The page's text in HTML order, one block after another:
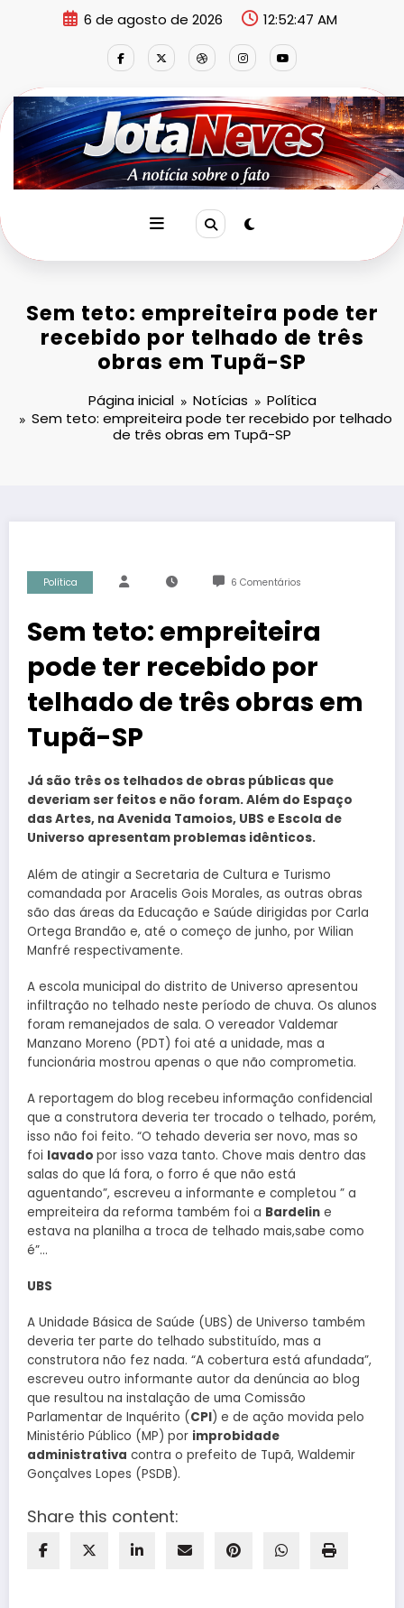
6 de agosto de 2026 12:52:48 AM
Sem teto: empreiteira pode ter
recebido por telhado de três
obras em Tupã-SP
Página inicial Notícias
Política
Sem teto: empreiteira pode ter recebido por telhado
de três obras em Tupã-SP
Política 6 Comentários
Sem teto: empreiteira
pode ter recebido por
telhado de três obras em
Tupã-SP
Já são três os telhados de obras públicas que
deveriam ser feitos e não foram. Além do Espaço
das Artes, na Avenida Tamoios, UBS e Escola de
Universo apresentam problemas idênticos.
Além de atingir a Secretaria de Cultura e Turismo
comandada por Aracelis Gois Morales, as outras obras
são das áreas da Educação e Saúde dirigidas por Carla
Ortega Brandão e, até o começo de junho, por Wilian
Manfré respectivamente.
A escola municipal do distrito de Universo apresentou
infiltração no telhado neste período de chuva. Os alunos
foram remanejados de sala. O vereador Valdemar
Manzano Moreno (PDT) foi até a unidade, mas a
funcionária mostrou apenas o que não comprometia.
A reportagem do blog recebeu informação confidencial
que a construtora deveria ter trocado o telhado, porém,
isso não foi feito. “O tehado deveria ser novo, mas so
foi lavado por isso vaza tanto. Chove mais dentro das
salas do que lá fora, o forro é que não está
aguentando”, escreveu a informante e completou ” a
empreiteira da reforma também foi a Bardelin e
estava na planilha a troca de telhado mais,sabe como
é”…
UBS
A Unidade Básica de Saúde (UBS) de Universo também
deveria ter parte do telhado substituído, mas a
construtora não fez nada. “A cobertura está afundada”,
escreveu outro informante autor da denúncia ao blog
que resultou na instalação de uma Comissão
Parlamentar de Inquérito (CPI) e de ação movida pelo
Ministério Público (MP) por improbidade
administrativa contra o prefeito de Tupã, Waldemir
Gonçalves Lopes (PSDB).
Share this content: